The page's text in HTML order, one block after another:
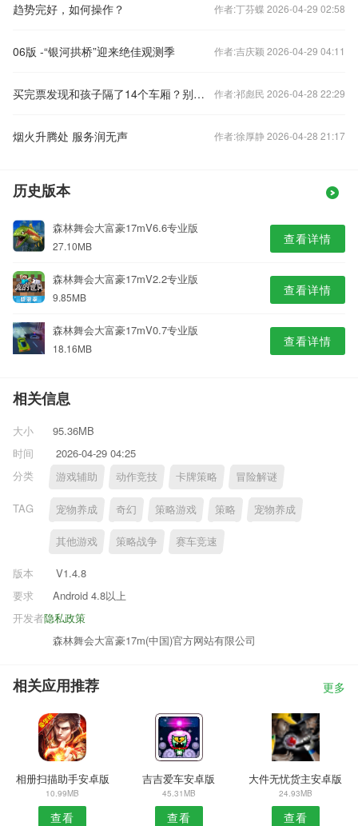
趋势完好，如何操作？ 作者:丁芬蝶 2026-04-29 02:58
06版 -“银河拱桥”迎来绝佳观测季 作者:吉庆颖 2026-04-29 04:11
买完票发现和孩子隔了14个车厢？别慌，试试这样做→ 作者:祁彪民 2026-04-28 22:29
烟火升腾处 服务润无声 作者:徐厚静 2026-04-28 21:17
历史版本
森林舞会大富豪17mV6.6专业版
27.10MB 查看详情
森林舞会大富豪17mV2.2专业版
9.85MB 查看详情
森林舞会大富豪17mV0.7专业版
18.16MB 查看详情
相关信息
大小
95.36MB
时间
2026-04-29 04:25
分类
游戏辅助 动作竞技 卡牌策略 冒险解谜
TAG 宠物养成 奇幻 策略游戏 策略 宠物养成
其他游戏 策略战争 赛车竞速
版本
V1.4.8
要求
Android 4.8以上
隐私政策
开发者
森林舞会大富豪17m(中国)官方网站有限公司
相关应用推荐 更多
相册扫描助手安卓版
10.99MB
查看
吉吉爱车安卓版
45.31MB
查看
大件无忧货主安卓版
24.93MB
查看